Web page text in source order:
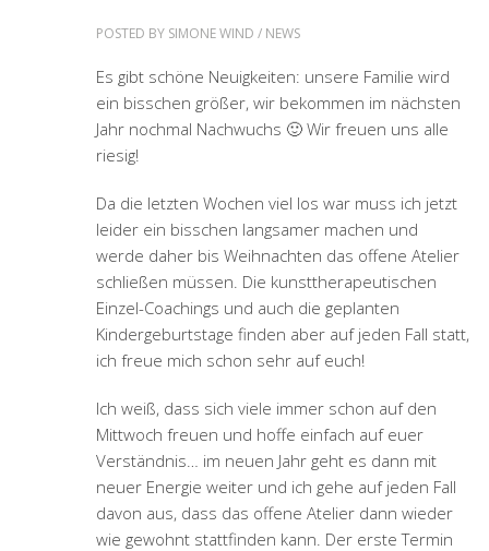
POSTED BY SIMONE WIND / NEWS
Es gibt schöne Neuigkeiten: unsere Familie wird
ein bisschen größer, wir bekommen im nächsten
Jahr nochmal Nachwuchs 🙂 Wir freuen uns alle
riesig!
Da die letzten Wochen viel los war muss ich jetzt
leider ein bisschen langsamer machen und
werde daher bis Weihnachten das offene Atelier
schließen müssen. Die kunsttherapeutischen
Einzel-Coachings und auch die geplanten
Kindergeburtstage finden aber auf jeden Fall statt,
ich freue mich schon sehr auf euch!
Ich weiß, dass sich viele immer schon auf den
Mittwoch freuen und hoffe einfach auf euer
Verständnis… im neuen Jahr geht es dann mit
neuer Energie weiter und ich gehe auf jeden Fall
davon aus, dass das offene Atelier dann wieder
wie gewohnt stattfinden kann. Der erste Termin